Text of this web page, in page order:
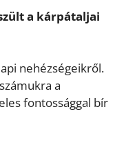
a kárpátaljai
nehézségeikről.
a
fontossággal bír